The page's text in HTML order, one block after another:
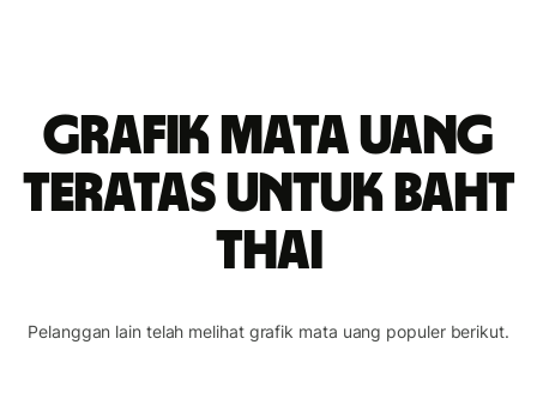
Grafik mata uang
teratas untuk baht
Thai
Pelanggan lain telah melihat grafik mata uang populer berikut.